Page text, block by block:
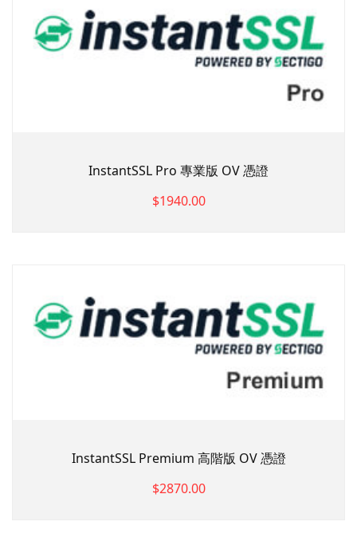
InstantSSL Pro 專業版 OV 憑證
$1940.00
InstantSSL Premium 高階版 OV 憑證
$2870.00